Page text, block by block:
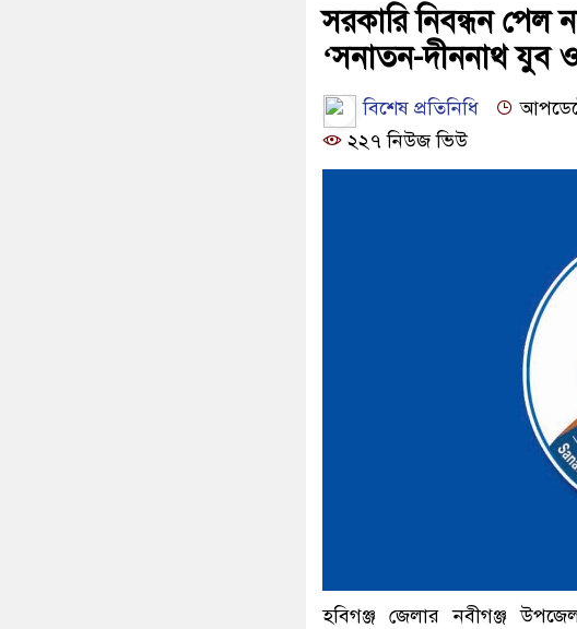
সরকারি নিবন্ধন পেল
‘সনাতন-দীননাথ যুব
বিশেষ প্রতিনিধি
২২৭ নিউজ ভিউ
হবিগঞ্জ জেলার নবীগঞ্জ